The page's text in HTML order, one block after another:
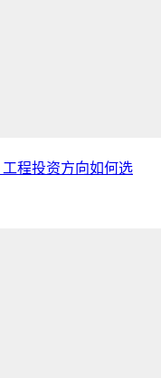
程投资方向如何选